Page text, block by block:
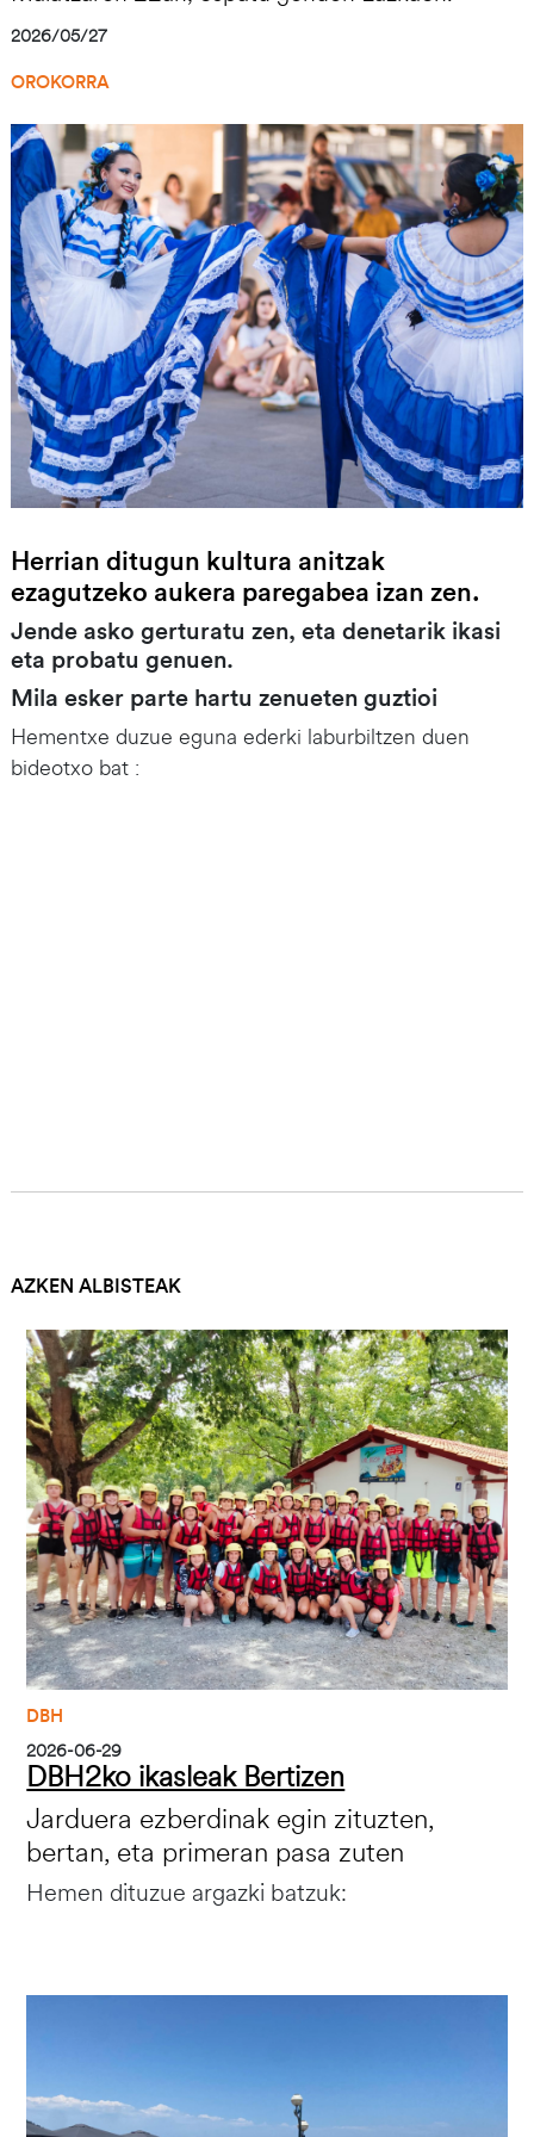
2026/05/27
OROKORRA
Irudia
Herrian ditugun kultura anitzak
ezagutzeko aukera paregabea izan zen.
Jende asko gerturatu zen, eta denetarik ikasi
eta probatu genuen.
Mila esker parte hartu zenueten guztioi
Hementxe duzue eguna ederki laburbiltzen duen
bideotxo bat :
AZKEN ALBISTEAK
Irudia
DBH
2026-06-29
DBH2ko ikasleak Bertizen
Jarduera ezberdinak egin zituzten,
bertan, eta primeran pasa zuten
Hemen dituzue argazki batzuk: